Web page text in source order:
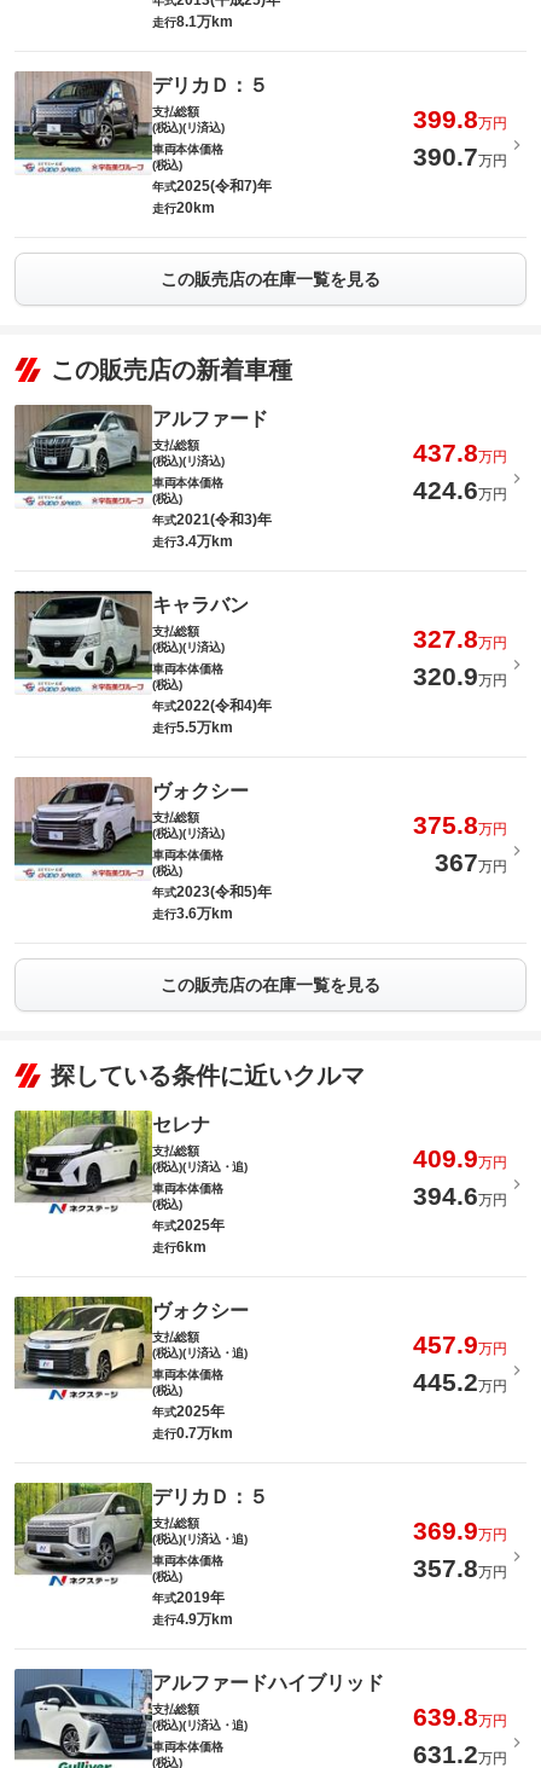
走行8.1万km
デリカＤ：５
支払総額
(税込)(リ済込)
399.8万円
車両本体価格
(税込)
390.7万円
年式2025(令和7)年
走行20km
この販売店の在庫一覧を見る
この販売店の新着車種
アルファード
支払総額
(税込)(リ済込)
437.8万円
車両本体価格
(税込)
424.6万円
年式2021(令和3)年
走行3.4万km
キャラバン
支払総額
(税込)(リ済込)
327.8万円
車両本体価格
(税込)
320.9万円
年式2022(令和4)年
走行5.5万km
ヴォクシー
支払総額
(税込)(リ済込)
375.8万円
車両本体価格
(税込)
367万円
年式2023(令和5)年
走行3.6万km
この販売店の在庫一覧を見る
探している条件に近いクルマ
セレナ
支払総額
(税込)(リ済込・追)
409.9万円
車両本体価格
(税込)
394.6万円
年式2025年
走行6km
ヴォクシー
支払総額
(税込)(リ済込・追)
457.9万円
車両本体価格
(税込)
445.2万円
年式2025年
走行0.7万km
デリカＤ：５
支払総額
(税込)(リ済込・追)
369.9万円
車両本体価格
(税込)
357.8万円
年式2019年
走行4.9万km
アルファードハイブリッド
支払総額
(税込)(リ済込・追)
639.8万円
車両本体価格
(税込)
631.2万円